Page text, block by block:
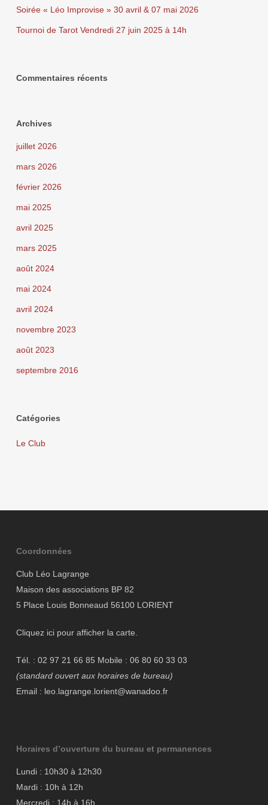
Soirée « Léo Improvise » 30 avril & 07 mai 2026
Tournoi de Tarot Vendredi 27 juin 2025 à 14h
Commentaires récents
Archives
juillet 2026
mars 2026
février 2026
mai 2025
avril 2025
mars 2025
août 2024
mai 2024
avril 2024
novembre 2023
août 2023
septembre 2016
Catégories
Le Club
Coordonnées
Club Léo Lagrange
Maison des associations BP 82
5 Place Louis Bonneaud 56100 LORIENT
Cliquez ici pour afficher la carte.
Tél. : 02 97 21 66 85 Mobile : 06 80 60 33 03
(standard ouvert aux horaires de bureau)
Email : leo.lagrange.lorient@wanadoo.fr
Horaires d’ouverture du bureau et permanences
Lundi : 10h30 à 12h30
Mardi : 10h à 12h
Mercredi : 14h à 16h